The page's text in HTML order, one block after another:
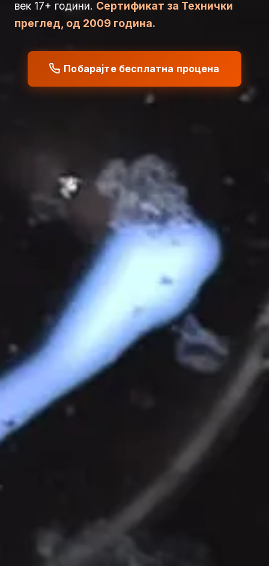
век 17+ години. Сертификат за Технички
преглед, од 2009 година.
Побарајте бесплатна процена